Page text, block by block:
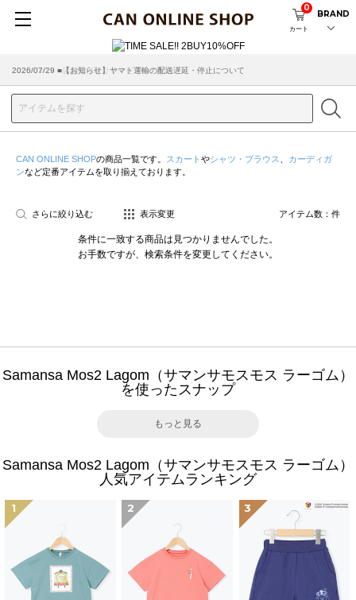
カート
0
BRAND
2026/07/29 ■【お知らせ】ヤマト運輸の配送遅延・停止について
2026/03/18 ■店舗受け取りサービスのご案内
CAN ONLINE SHOPの商品一覧です。 スカート やシャツ・ブラウス
カーディガ
ンなど定番アイテムを取り揃えております。
さらに絞り込む 表示変更 アイテム数： 件
条件に一致する商品は見つかりませんでした。
お手数ですが、検索条件を変更してください。
Samansa Mos2 Lagom（サマンサモスモス ラーゴム）
を使ったスナップ
もっと見る
Samansa Mos2 Lagom（サマンサモスモス ラーゴム）
人気アイテムランキング
1 2 3